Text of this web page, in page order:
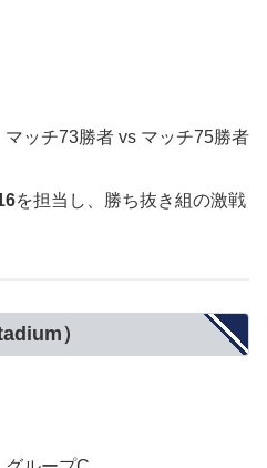
ッチ73勝者 vs マッチ75勝者
を担当し、勝ち抜き組の激戦
）